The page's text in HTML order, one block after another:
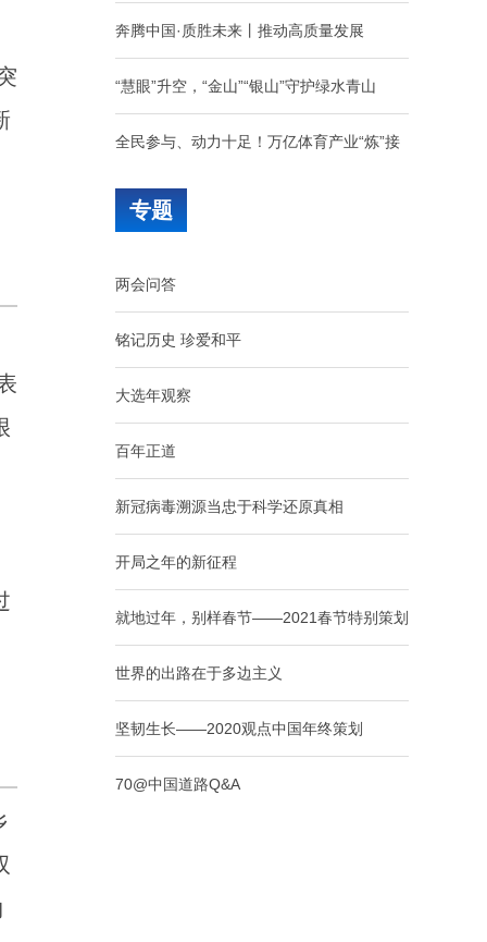
奔腾中国·质胜未来丨推动高质量发展
“慧眼”升空，“金山”“银山”守护绿水青山
全民参与、动力十足！万亿体育产业“炼”接
各地聚力攻坚 护航高校毕业生走稳就业路
3014.9亿斤打底，“大国粮仓”的秋收底气从
何而来
多地向县放权 激活发展一池春水
如果AI能拿菲尔兹奖，人类还剩下什么
专题
两会问答
铭记历史 珍爱和平
大选年观察
百年正道
新冠病毒溯源当忠于科学还原真相
开局之年的新征程
就地过年，别样春节——2021春节特别策划
世界的出路在于多边主义
坚韧生长——2020观点中国年终策划
70@中国道路Q&A